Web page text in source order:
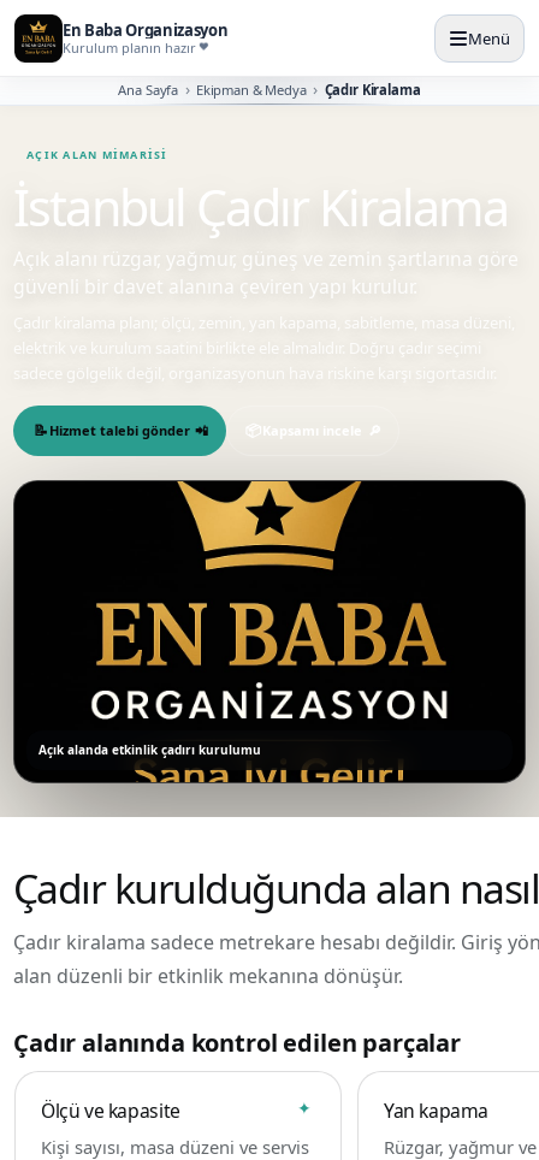
En Baba Organizasyon
Kurulum planın hazır Menü
Ana Sayfa Ekipman & Medya Çadır Kiralama
İstanbul Çadır Kiralama
Açık alanı rüzgar, yağmur, güneş ve zemin şartlarına göre
güvenli bir davet alanına çeviren yapı kurulur.
Çadır kiralama planı; ölçü, zemin, yan kapama, sabitleme, masa düzeni,
elektrik ve kurulum saatini birlikte ele almalıdır. Doğru çadır seçimi
sadece gölgelik değil, organizasyonun hava riskine karşı sigortasıdır.
Hizmet talebi gönder Kapsamı incele
Açık alanda etkinlik çadırı kurulumu
Çadır kurulduğunda alan
Çadır kiralama sadece metrekare hesabı değildir. Giriş
alan düzenli bir etkinlik mekanına dönüşür.
Çadır alanında kontrol edilen parçalar
Ölçü ve kapasite
Kişi sayısı, masa düzeni ve servis
Yan kapama
Rüzgar, yağmur